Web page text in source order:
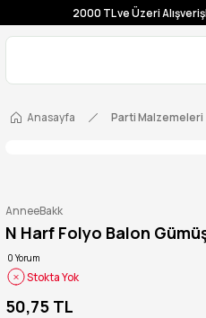
2000 TL ve Üzeri
Anasayfa Parti Malzemeleri
AnneeBakk
N Harf Folyo Balon
0 Yorum
Stokta Yok
50,75 TL